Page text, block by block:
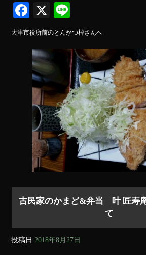
Fa
ce
ok
X
ne
大津市役所前のとんかつ棹さんへ
古民家のかまど&弁当 叶 匠寿
て
投稿日 2018年8月27日